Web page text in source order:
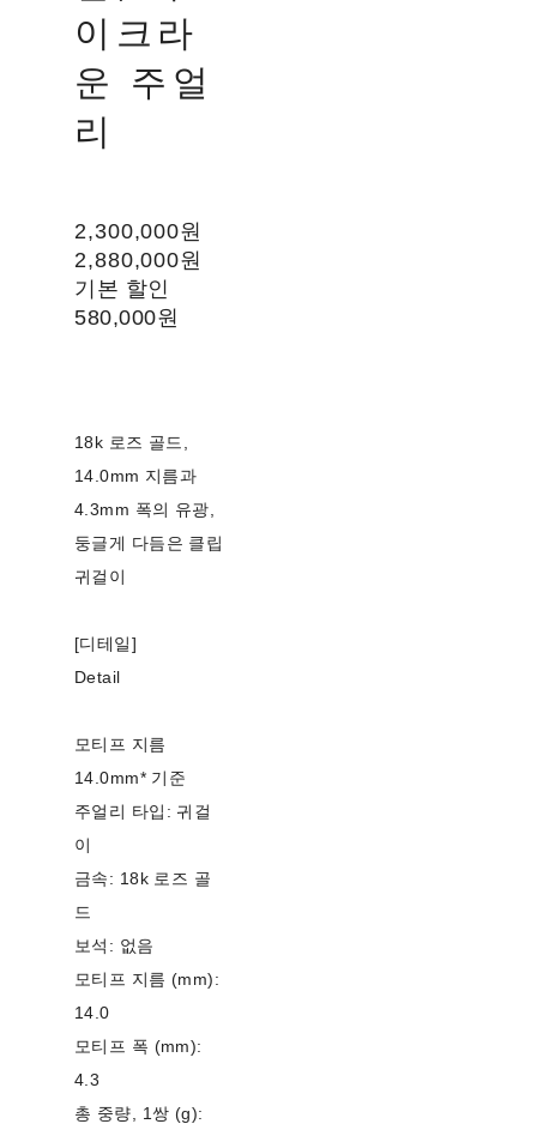
이크라
운 주얼
리
2,300,000원
2,880,000원
기본 할인
580,000원
18k 로즈 골드,
14.0mm 지름과
4.3mm 폭의 유광,
둥글게 다듬은 클립
귀걸이
[디테일]
Detail
모티프 지름
14.0mm* 기준
주얼리 타입: 귀걸
이
금속: 18k 로즈 골
드
보석: 없음
모티프 지름 (mm):
14.0
모티프 폭 (mm):
4.3
총 중량, 1쌍 (g):